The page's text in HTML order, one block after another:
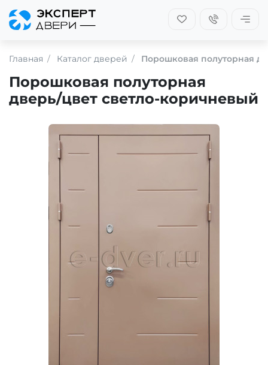
Главная Каталог дверей Порошковая полуторная
Порошковая полуторная
дверь/цвет светло-коричневый